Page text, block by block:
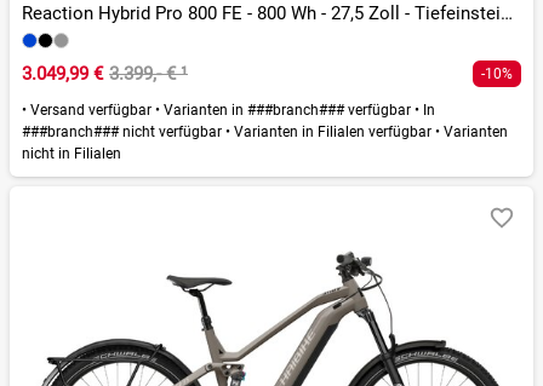
Reaction Hybrid Pro 800 FE - 800 Wh - 27,5 Zoll - Tiefeinsteiger - 2026
3.049,99 € 3.399,- €¹ -10%
• Versand verfügbar • Varianten in ###branch### verfügbar • In
###branch### nicht verfügbar • Varianten in Filialen verfügbar • Varianten
nicht in Filialen